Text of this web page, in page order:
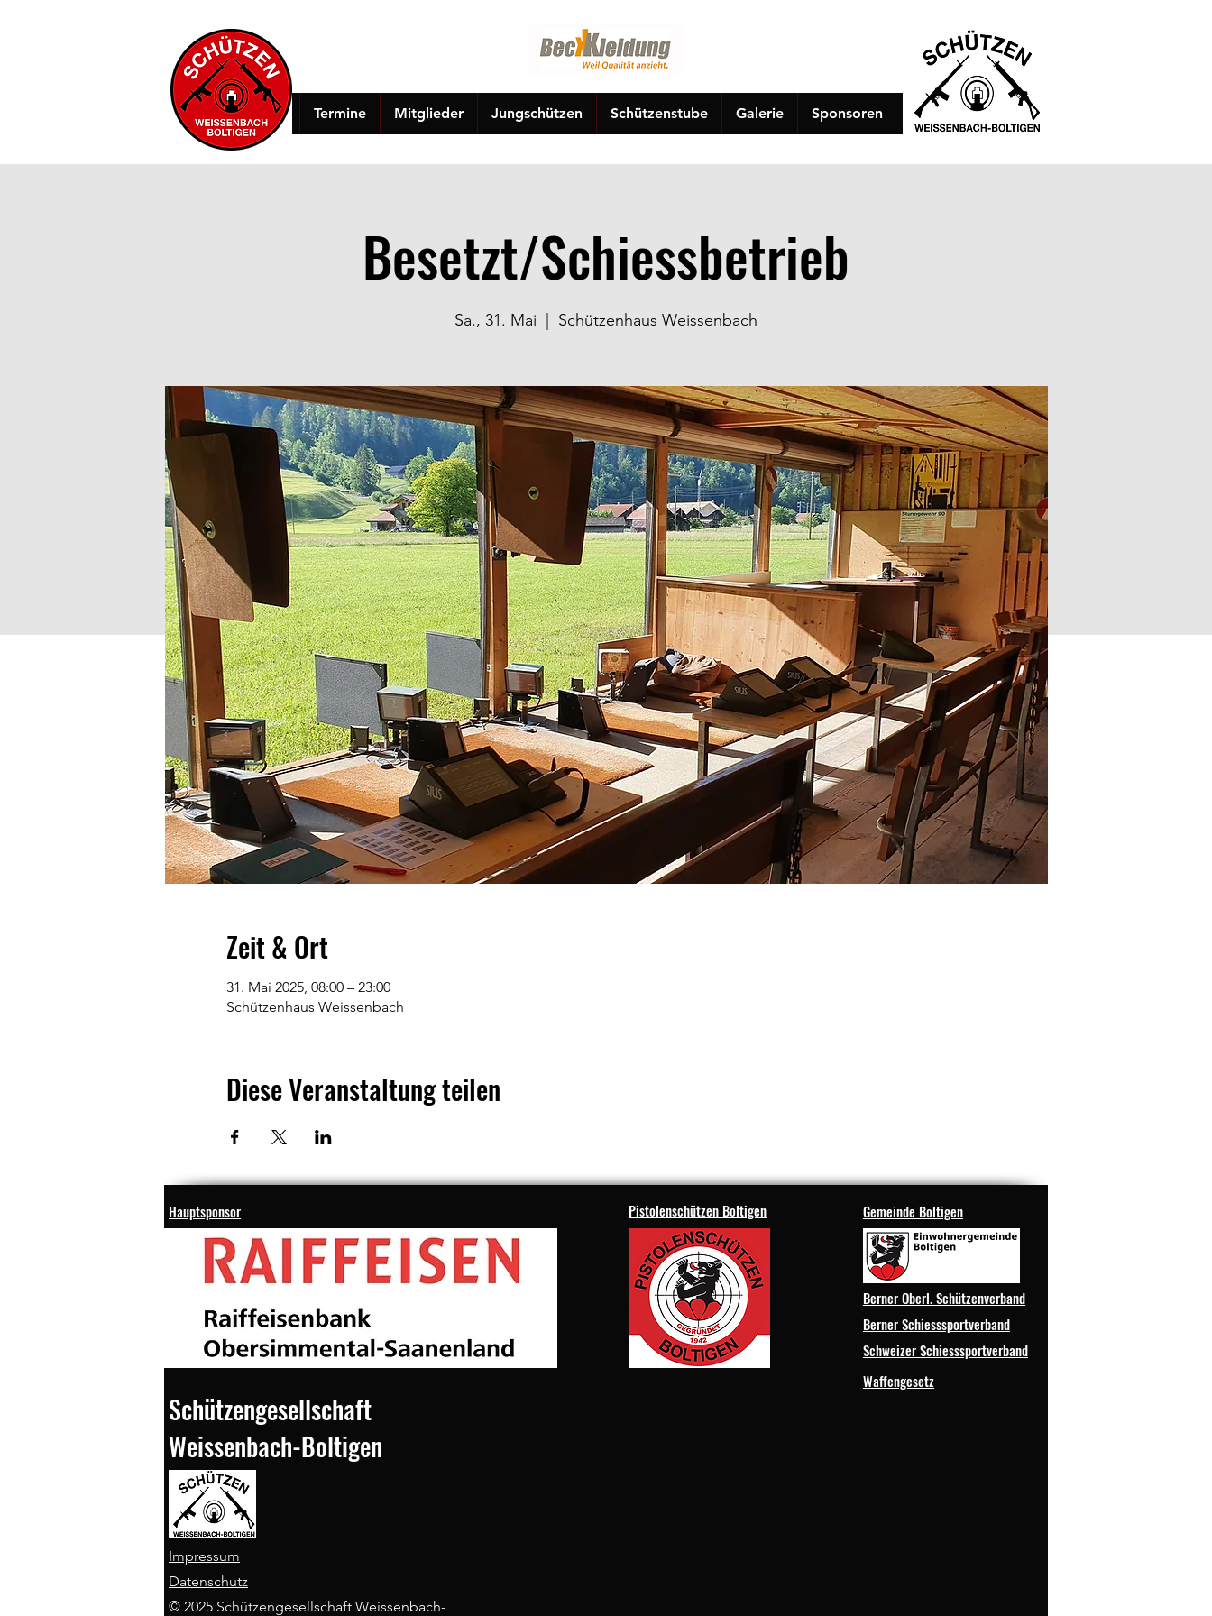
Termine Mitglieder Jungschützen Schützenstube Galerie Sponsoren
Besetzt/Schiessbetrieb
Sa., 31. Mai Schützenhaus Weissenbach
Zeit & Ort
31. Mai 2025, 08:00 – 23:00
Schützenhaus Weissenbach
Diese Veranstaltung teilen
Hauptsponsor Pistolenschützen Boltigen Gemeinde Boltigen
Berner Oberl. Schützenverband
Berner Schiesssportverband
Schweizer Schiesssportverband
Waffengesetz
Schützengesellschaft
Weissenbach-Boltigen
Impressum
Datenschutz
© 2025 Schützengesellschaft Weissenbach-